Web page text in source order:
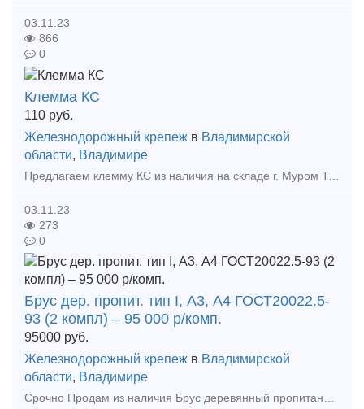
03.11.23
866
0
Клемма КС
110 руб.
Железнодорожный крепеж в Владимирской
области, Владимире
Предлагаем клемму КС из наличия на складе г. Муром Тип предложения: предлагаю продукцию, услугу
03.11.23
273
0
Брус дер. пропит. тип I, А3, А4 ГОСТ20022.5-
93 (2 компл) – 95 000 р/комп.
95000 руб.
Железнодорожный крепеж в Владимирской
области, Владимире